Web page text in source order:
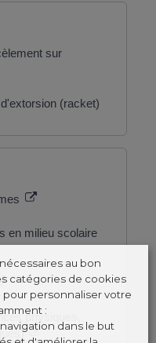
sur
(racket)
en milieu scolaire
physiques,
au bon
catégories de cookies
personnaliser votre
:
dans le but